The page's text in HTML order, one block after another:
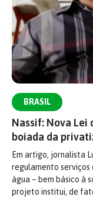
BRASIL
Nassif: Nova Lei
boiada da
Em artigo, jornalista
regulamento
água – bem básico à
projeto institui, de